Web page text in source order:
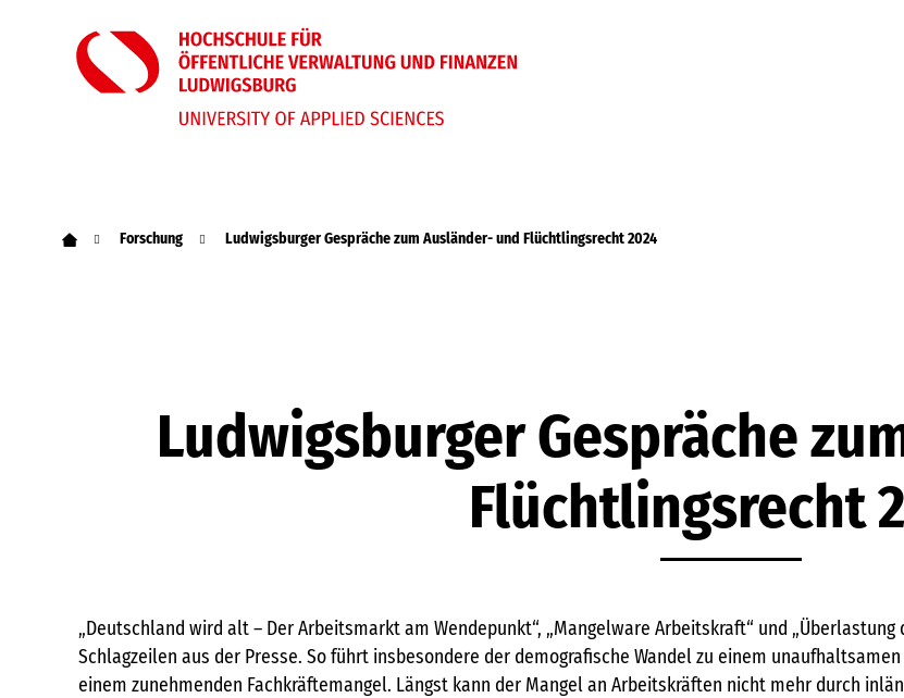
Forschung Ludwigsburger Gespräche zum Ausländer- und Flüchtlingsrecht 2024
Ludwigsburger Gespräche
Flüchtlingsrecht
„Deutschland wird alt – Der Arbeitsmarkt am Wendepunkt“, „Mangelware Arbeitskraft“ und
Schlagzeilen aus der Presse. So führt insbesondere der demografische Wandel zu einem
einem zunehmenden Fachkräftemangel. Längst kann der Mangel an Arbeitskräften nicht mehr durch